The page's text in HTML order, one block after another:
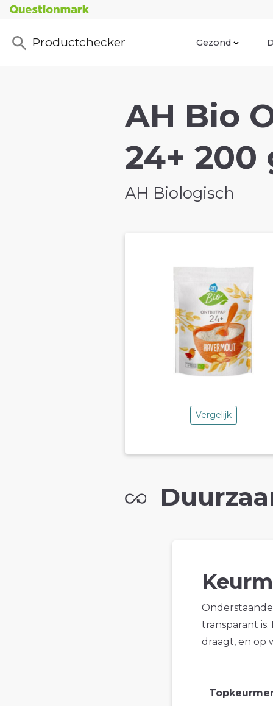
Productchecker Gezond
AH Bio
24+ 200
AH Biologisch
Vergelijk
transparant
draagt, en op